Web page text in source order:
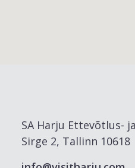
SA Harju Ettevõtlus-
Sirge 2, Tallinn 10618